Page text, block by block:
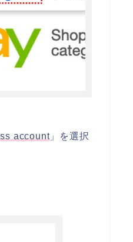
account」を選択